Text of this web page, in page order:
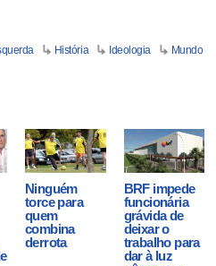
História Ideologia
Mundo
Ninguém
torce para
quem
combina
derrota
BRF impede
funcionária
grávida de
deixar o
trabalho para
dar à luz